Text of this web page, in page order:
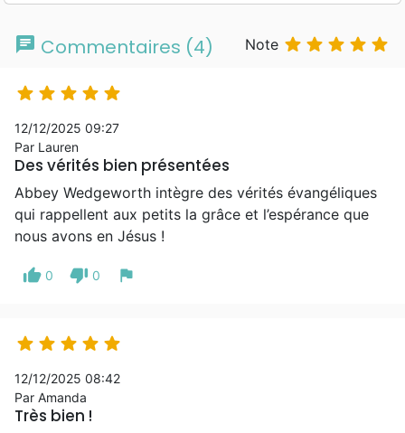
chat Commentaires (4) Note     
    
12/12/2025 09:27
Par Lauren
Des vérités bien présentées
Abbey Wedgeworth intègre des vérités évangéliques
qui rappellent aux petits la grâce et l’espérance que
nous avons en Jésus !
thumb_up 0 thumb_down 0 flag
    
12/12/2025 08:42
Par Amanda
Très bien !